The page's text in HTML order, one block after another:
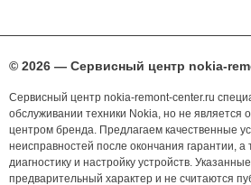
© 2026 — Сервисный центр nokia-
Сервисный центр nokia-remont-center.ru
обслуживании техники Nokia, но не
центром бренда. Предлагаем качественные
неисправностей после окончания гарантии, а
диагностику и настройку устройств.
предварительный характер и не считаются